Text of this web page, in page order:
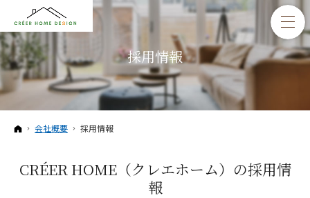
採用情報
ホーム
会社概要 採用情報
CRÉER HOME（クレエホーム）の採用情
報